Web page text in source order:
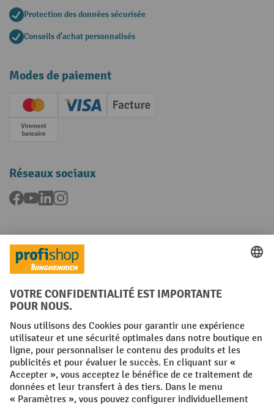
Protection des données sécurisée
Conseils d'achat personnalisés
Modes de paiement
Creditcard (Master)Creditcard (Visa)
Facture
Paiement anticipé
Réseaux sociaux
Facebook
YouTubeLinkedInInstagram
Langues
FR NL
Conditions générales Mentions légales
Protection des Données Politique de cookies
All prices excl. VAT plusshipping costsand possible delivery charges,
if not stated otherwise.